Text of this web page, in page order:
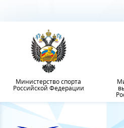
Министерство спорта
Российской Федерации